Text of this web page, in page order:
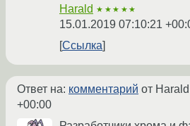
Harald ★★★★★
15.01.2019 07:10:21
Ссылка
Ответ на: комментарий от Harald
+00:00